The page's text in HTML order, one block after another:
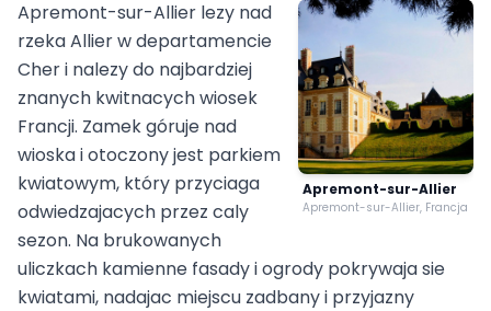
Apremont-sur-Allier
Apremont-sur-Allier, Francja
Apremont-sur-Allier lezy nad
rzeka Allier w departamencie
Cher i nalezy do najbardziej
znanych kwitnacych wiosek
Francji. Zamek góruje nad
wioska i otoczony jest parkiem
kwiatowym, który przyciaga
odwiedzajacych przez caly
sezon. Na brukowanych
uliczkach kamienne fasady i ogrody pokrywaja sie
kwiatami, nadajac miejscu zadbany i przyjazny